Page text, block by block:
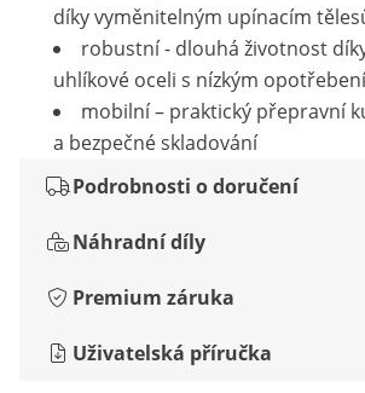
díky vyměnitelným upínacím
robustní - dlouhá životnost
uhlíkové oceli s nízkým
mobilní – praktický přepravní
a bezpečné skladování
Podrobnosti o doručení
Náhradní díly
Premium záruka
Uživatelská příručka